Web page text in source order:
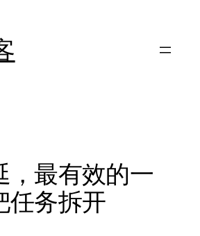
，最有效的一
任务拆开